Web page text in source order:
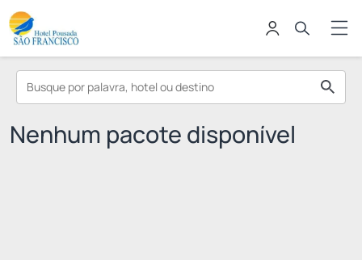
Nenhum pacote disponível